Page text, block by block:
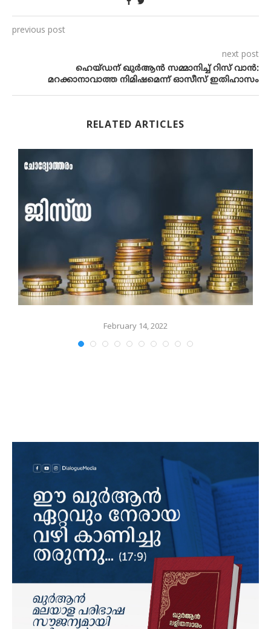
previous post
next post
ഹെയ്ഡന് ഖുർആൻ സമ്മാനിച്ച് റിസ് വാൻ:
മറക്കാനാവാത്ത നിമിഷമെന്ന് ഓസീസ് ഇതിഹാസം
RELATED ARTICLES
February 14, 2022